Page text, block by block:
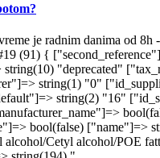
je radnim danima od 8h
(91) {
"deprecated"
string(1) "0"
string(2) "16"
bool(false) ["name"]=>
alcohol/Cetyl alcohol/POE